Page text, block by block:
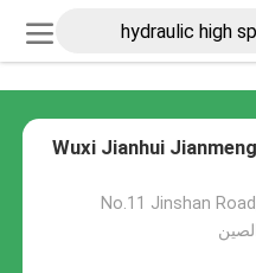
Wuxi Jianhui
No.11 Jinshan